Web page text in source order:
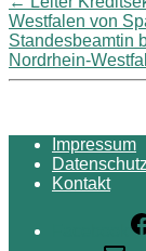
Westfalen von
Standesbeamtin
Nordrhein-
Impressum
Datenschutz
Kontakt